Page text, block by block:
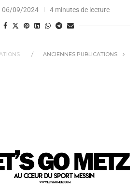
06/09/2024 4 minutes de lecture
ANCIENNES PUBLICATIONS